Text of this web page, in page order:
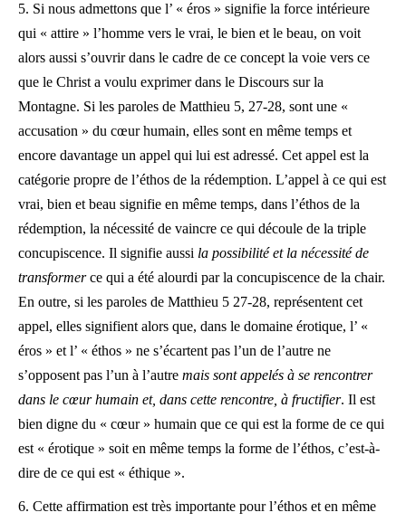
5. Si nous admettons que l’ « éros » signifie la force intérieure
qui « attire » l’homme vers le vrai, le bien et le beau, on voit
alors aussi s’ouvrir dans le cadre de ce concept la voie vers ce
que le Christ a voulu exprimer dans le Discours sur la
Montagne. Si les paroles de Matthieu 5, 27-28, sont une «
accusation » du cœur humain, elles sont en même temps et
encore davantage un appel qui lui est adressé. Cet appel est la
catégorie propre de l’éthos de la rédemption. L’appel à ce qui est
vrai, bien et beau signifie en même temps, dans l’éthos de la
rédemption, la nécessité de vaincre ce qui découle de la triple
concupiscence. Il signifie aussi la possibilité et la nécessité de
transformerce qui a été alourdi par la concupiscence de la chair.
En outre, si les paroles de Matthieu 5 27-28, représentent cet
appel, elles signifient alors que, dans le domaine érotique, l’ «
éros » et l’ « éthos » ne s’écartent pas l’un de l’autre ne
s’opposent pas l’un à l’autre mais sont appelés à se rencontrer
dans le cœur humain et, dans cette rencontre, à fructifier. Il est
bien digne du « cœur » humain que ce qui est la forme de ce qui
est « érotique » soit en même temps la forme de l’éthos, c’est-à-
dire de ce qui est « éthique ».
6. Cette affirmation est très importante pour l’éthos et en même